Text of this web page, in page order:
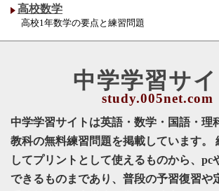
高校数学
高校1年数学の要点と練習問題
中学学習サイ
中学学習サイトは英語・数学・国語・理
教科の無料練習問題を掲載しています。
してプリントとして使えるものから、pc
できるものまであり、普段の予習復習や